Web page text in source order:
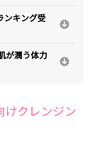
ンキング受
が潤う体力
けクレンジン